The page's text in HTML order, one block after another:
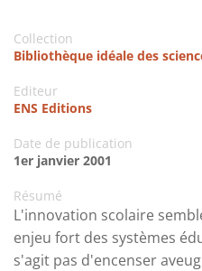
Collection
Bibliothèque idéale des
Editeur
ENS Editions
Date de publication
1er janvier 2001
Résumé
L'innovation scolaire
enjeu fort des systèmes
s'agit pas d'encenser